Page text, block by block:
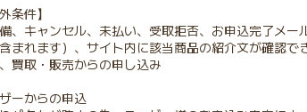
条件】
、キャンセル、未払い、受取拒否、お申込完了メ
まれます）、サイト内に該当商品の紹介文が確認で
買取・販売からの申し込み
ーからの申込